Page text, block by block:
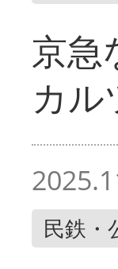
京
カ
民鉄・